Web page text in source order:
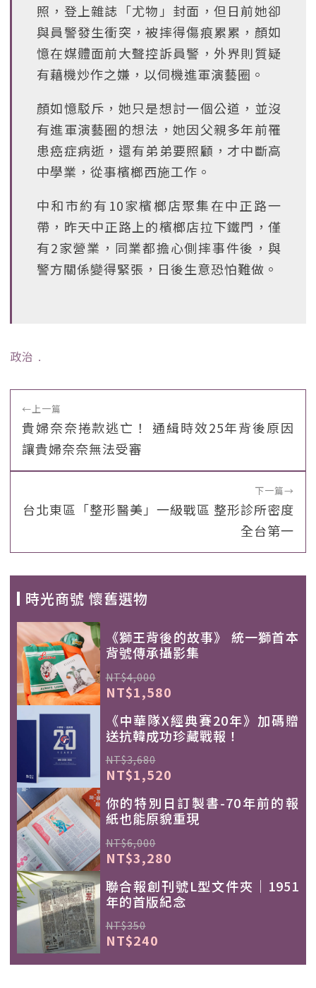
照，登上雜誌「尤物」封面，但日前她卻
與員警發生衝突，被摔得傷痕累累，顏如
憶在媒體面前大聲控訴員警，外界則質疑
有藉機炒作之嫌，以伺機進軍演藝圈。
顏如憶駁斥，她只是想討一個公道，並沒
有進軍演藝圈的想法，她因父親多年前罹
患癌症病逝，還有弟弟要照顧，才中斷高
中學業，從事檳榔西施工作。
中和市約有10家檳榔店聚集在中正路一
帶，昨天中正路上的檳榔店拉下鐵門，僅
有2家營業，同業都擔心側摔事件後，與
警方關係變得緊張，日後生意恐怕難做。
政治 ﹒
←上一篇
貴婦奈奈捲款逃亡！ 通緝時效25年背後原因
讓貴婦奈奈無法受審
下一篇→
台北東區「整形醫美」一級戰區 整形診所密度
全台第一
時光商號 懷舊選物
《獅王背後的故事》 統一獅首本
背號傳承攝影集
NT$4,000
NT$1,580
《中華隊X經典賽20年》加碼贈
送抗韓成功珍藏戰報！
NT$3,680
NT$1,520
你的特別日訂製書-70年前的報
紙也能原貌重現
NT$6,000
NT$3,280
聯合報創刊號L型文件夾｜1951
年的首版紀念
NT$350
NT$240